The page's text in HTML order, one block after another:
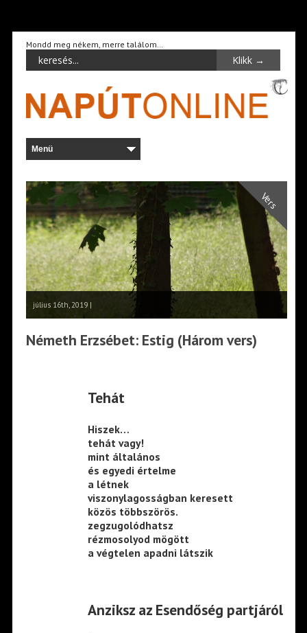
Mondd meg nékem, merre találom…
Vers
július 16th, 2019 |
Németh Erzsébet: Estig (Három vers)
Tehát
Hiszek…
tehát vagy!
mint általános
és egyedi értelme
a létnek
viszonylagosságban keresett
közös többszörös.
zegzugolódhatsz
rézmosolyod mögött
a végtelen apadni látszik
Anziksz az Esendőség partjáról